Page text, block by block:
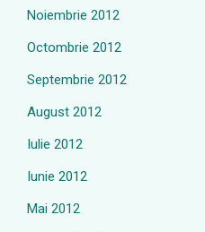
Noiembrie 2012
Octombrie 2012
Septembrie 2012
August 2012
Iulie 2012
Iunie 2012
Mai 2012